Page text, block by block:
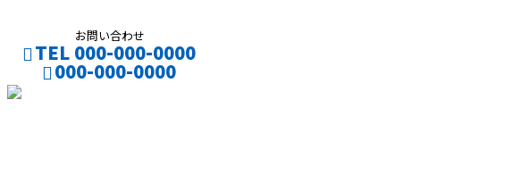
お問い合わせ
TEL 000-000-0000
000-000-0000